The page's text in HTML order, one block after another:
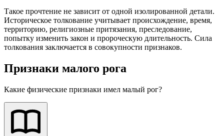
Такое прочтение не зависит от одной изолированной детали.
Историческое толкование учитывает происхождение, время,
территорию, религиозные притязания, преследование,
попытку изменить закон и пророческую длительность. Сила
толкования заключается в совокупности признаков.
Признаки малого рога
Какие физические признаки имел малый рог?